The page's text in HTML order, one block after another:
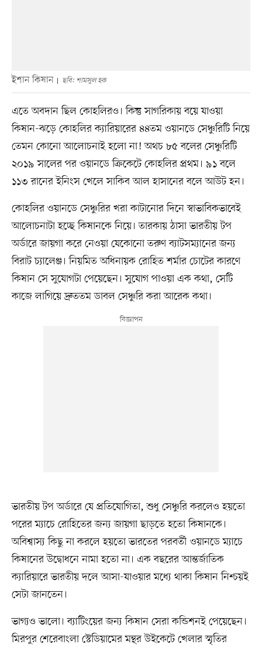
ইশান কিষান ছবি: শামসুল হক
এতে অবদান ছিল কোহলিরও। কিন্তু সাগরিকায় বয়ে যাওয়া
কিষান-ঝড়ে কোহলির ক্যারিয়ারের ৪৪তম ওয়ানডে সেঞ্চুরিটি নিয়ে
তেমন কোনো আলোচনাই হলো না! অথচ ৮৫ বলের সেঞ্চুরিটি
২০১৯ সালের পর ওয়ানডে ক্রিকেটে কোহলির প্রথম। ৯১ বলে
১১৩ রানের ইনিংস খেলে সাকিব আল হাসানের বলে আউট হন।
কোহলির ওয়ানডে সেঞ্চুরির খরা কাটানোর দিনে স্বাভাবিকভাবেই
আলোচনাটা হচ্ছে কিষানকে নিয়ে। তারকায় ঠাসা ভারতীয় টপ
অর্ডারে জায়গা করে নেওয়া যেকোনো তরুণ ব্যাটসম্যানের জন্য
বিরাট চ্যালেঞ্জ। নিয়মিত অধিনায়ক রোহিত শর্মার চোটের কারণে
কিষান সে সুযোগটা পেয়েছেন। সুযোগ পাওয়া এক কথা, সেটি
কাজে লাগিয়ে দ্রুততম ডাবল সেঞ্চুরি করা আরেক কথা।
ভারতীয় টপ অর্ডারে যে প্রতিযোগিতা, শুধু সেঞ্চুরি করলেও হয়তো
পরের ম্যাচে রোহিতের জন্য জায়গা ছাড়তে হতো কিষানকে।
অবিশ্বাস্য কিছু না করলে হয়তো ভারতের পরবর্তী ওয়ানডে ম্যাচে
কিষানের উদ্বোধনে নামা হতো না। এক বছরের আন্তর্জাতিক
ক্যারিয়ারে ভারতীয় দলে আসা-যাওয়ার মধ্যে থাকা কিষান নিশ্চয়ই
সেটা জানতেন।
ভাগ্যও ভালো। ব্যাটিংয়ের জন্য কিষান সেরা কন্ডিশনই পেয়েছেন।
মিরপুর শেরেবাংলা স্টেডিয়ামের মন্থর উইকেটে খেলার স্মৃতির